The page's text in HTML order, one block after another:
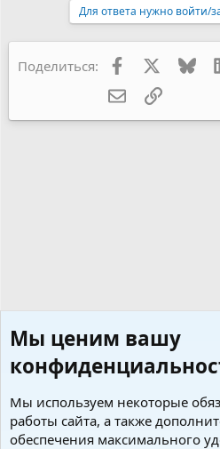
Для ответа нужно войти/
Поделиться: Facebook
Электронная
Ссылка
Мы ценим вашу
Мы используем некоторые
работы сайта, а также
обеспечения максимального